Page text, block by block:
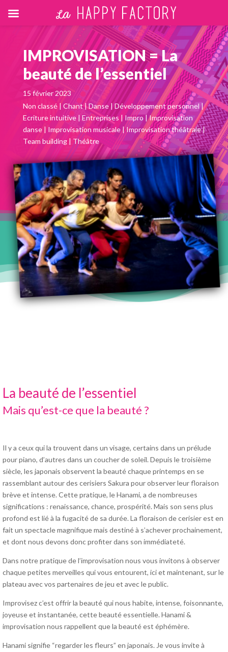
IMPROVISATION = La
beauté de l’essentiel
15 février 2023
Non classé| Chant|Danse|Développement personnel|
Ecriture intuitive| Entreprises |Impro|Improvisation
danse| Improvisation musicale|Improvisation théâtrale|
Team building| Théâtre
La beauté de l’essentiel
Mais qu’est-ce que la beauté ?
Il y a ceux qui la trouvent dans un visage, certains dans un prélude
pour piano, d’autres dans un coucher de soleil. Depuis le troisième
siècle, les japonais observent la beauté chaque printemps en se
rassemblant autour des cerisiers Sakura pour observer leur floraison
brève et intense. Cette pratique, le Hanami, a de nombreuses
significations : renaissance, chance, prospérité. Mais son sens plus
profond est lié à la fugacité de sa durée. La floraison de cerisier est en
fait un spectacle magnifique mais destiné à s’achever prochainement,
et dont nous devons donc profiter dans son immédiateté.
Dans notre pratique de l’improvisation nous vous invitons à observer
chaque petites merveilles qui vous entourent, ici et maintenant, sur le
plateau avec vos partenaires de jeu et avec le public.
Improvisez c’est offrir la beauté qui nous habite, intense, foisonnante,
joyeuse et instantanée, cette beauté essentielle. Hanami &
improvisation nous rappellent que la beauté est éphémère.
Hanami signifie “regarder les fleurs” en japonais. Je vous invite à